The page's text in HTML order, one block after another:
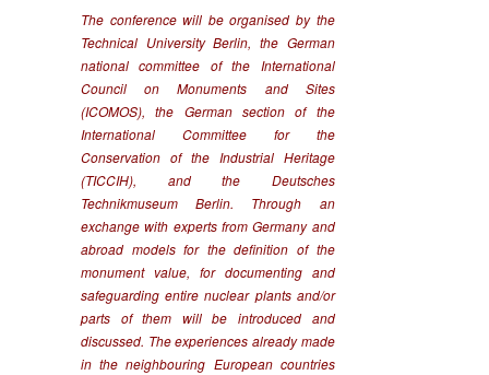
The conference will be organised by the
Technical University Berlin, the German
national committee of the International
Council on Monuments and Sites
(ICOMOS), the German section of the
International Committee for the
Conservation of the Industrial Heritage
(TICCIH), and the Deutsches
Technikmuseum Berlin. Through an
exchange with experts from Germany and
abroad models for the definition of the
monument value, for documenting and
safeguarding entire nuclear plants and/or
parts of them will be introduced and
discussed. The experiences already made
in the neighbouring European countries